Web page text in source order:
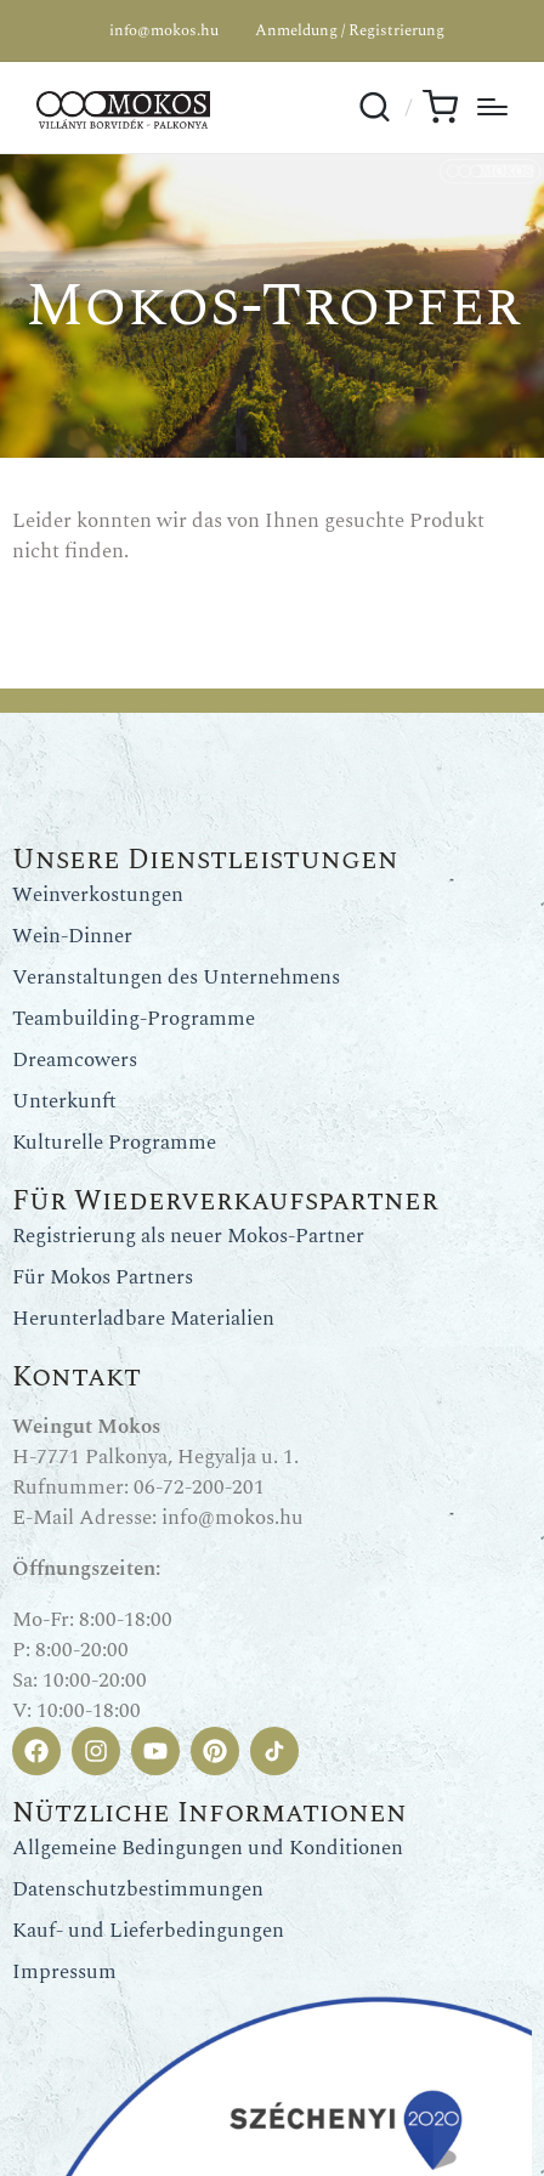
info@mokos.hu Anmeldung / Registrierung
Mokos-Tropfer
Leider konnten wir das von Ihnen gesuchte Produkt
nicht finden.
Unsere Dienstleistungen
Weinverkostungen
Wein-Dinner
Veranstaltungen des Unternehmens
Teambuilding-Programme
Dreamcowers
Unterkunft
Kulturelle Programme
Für Wiederverkaufspartner
Registrierung als neuer Mokos-Partner
Für Mokos Partners
Herunterladbare Materialien
Kontakt
Weingut Mokos
H-7771 Palkonya, Hegyalja u. 1.
Rufnummer:06-72-200-201
E-Mail Adresse: info@mokos.hu
Öffnungszeiten:
Mo-Fr: 8:00-18:00
P: 8:00-20:00
Sa: 10:00-20:00
V: 10:00-18:00
Nützliche Informationen
Allgemeine Bedingungen und Konditionen
Datenschutzbestimmungen
Kauf- und Lieferbedingungen
Impressum